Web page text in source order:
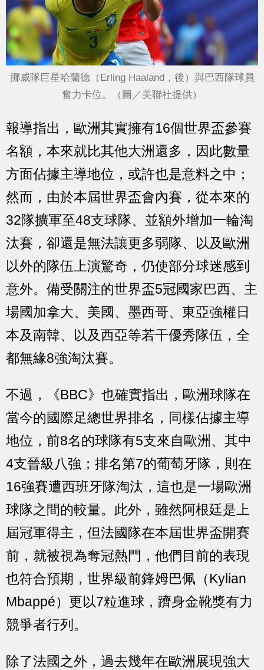
挪威隊巨星哈蘭德（Erling Haaland，後）與巴西隊球員
奮力卡位。（圖／美聯社提供）
報導指出，歐洲其實擁有16個世界盃參賽
名額，本來就比其他大洲還多，因此數量
方面佔據主導地位，或許也是意料之中；
然而，由於本屆世界盃會內賽，從本來的
32隊擴軍至48支球隊、並額外增加一輪淘
汰賽，卻還是無法讓更多弱隊、以及歐洲
以外的隊伍上演驚奇，仍使部分球迷感到
意外。備受關注的世界盃5冠國家巴西、主
場國加拿大、美國、墨西哥、東亞強權日
本及南韓、以及西亞等若干優秀隊伍，全
都無緣8強淘汰賽。
不過，《BBC》也確實指出，歐洲球隊在
當今的國際足總世界排名，同樣佔據主導
地位，前8名的球隊有5支來自歐洲、其中
4支晉級八強；排名第7的葡萄牙隊，則在
16強賽遭西班牙隊淘汰，這也是一場歐洲
球隊之間的較量。此外，雖然阿根廷是上
屆冠軍得主，但法國隊在本屆世界盃開賽
前，就被視為奪冠熱門，他們目前的表現
也符合預期，世界級前鋒姆巴佩（Kylian
Mbappé）更以7粒進球，躋身金靴獎有力
競爭者行列。
除了法國之外，過去幾年在歐洲展現強大